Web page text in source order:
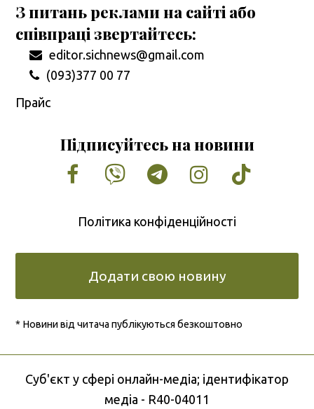
З питань реклами на сайті або
співпраці звертайтесь:
editor.sichnews@gmail.com
(093)377 00 77
Прайс
Підписуйтесь на новини
Facebook
VimeoTumblrInstagram
Tiktok
Політика конфіденційності
Додати свою новину
* Новини від читача публікуються безкоштовно
Cуб'єкт у сфері онлайн-медіа; ідентифікатор
медіа - R40-04011